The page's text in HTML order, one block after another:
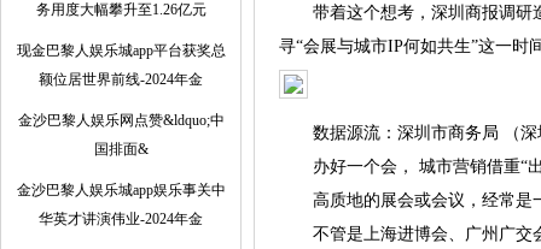
务用度大幅攀升至1.26亿元
现金巴黎人娱乐城app平台获奖总
额位居世界前线-2024年金
金沙巴黎人娱乐网点赞&ldquo;中
国排面&
金沙巴黎人娱乐城app娱乐事关中
华英才讲演伟业-2024年金
带着这个想考，深圳商报调研造
寻“会展与城市IP何如共生”这一时
数据源流：深圳市商务局 （深
办好一个会， 城市营销借重“
高质地的展会或会议，经常是
不管是上海进博会、广州广交会